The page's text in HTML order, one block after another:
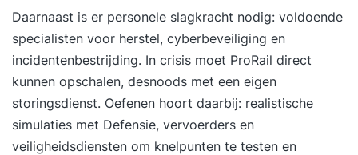
Daarnaast is er personele slagkracht nodig: voldoende
specialisten voor herstel, cyberbeveiliging en
incidentenbestrijding. In crisis moet ProRail direct
kunnen opschalen, desnoods met een eigen
storingsdienst. Oefenen hoort daarbij: realistische
simulaties met Defensie, vervoerders en
veiligheidsdiensten om knelpunten te testen en